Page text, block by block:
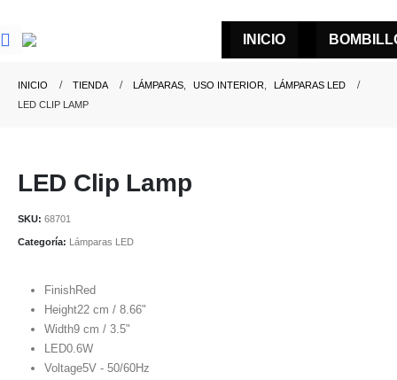
INICIO
INICIO TIENDA LÁMPARAS USO INTERIOR
LÁMPARAS LED
LED CLIP LAMP
LED Clip Lamp
SKU: 68701
Categoría: Lámparas LED
FinishRed
Height22 cm / 8.66"
Width9 cm / 3.5"
LED0.6W
Voltage5V - 50/60Hz